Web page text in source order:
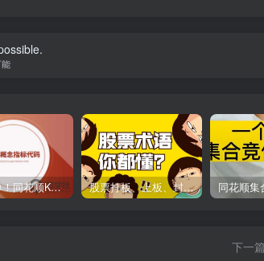
超级简单！同花顺K线界面显示行业概念指标代码图解 股票打板、上板、封板、翘板、炸板是什么意思？炒股你必须懂的暗语！
下一篇